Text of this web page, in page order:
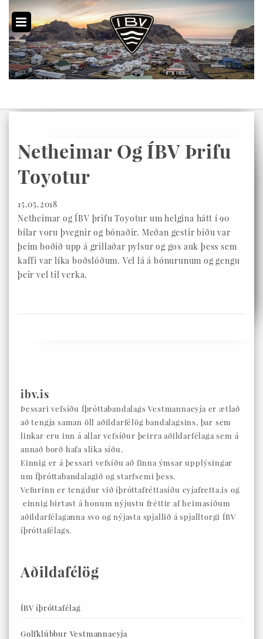
Netheimar Og ÍBV Þrifu
Toyotur
15.05.2018
Netheimar og ÍBV þrifu Toyotur um helgina hátt í 90
bílar voru þvegnir og bónaðir. Meðan gestir biðu var
þeim boðið upp á grillaðar pylsur og gos auk þess sem
kaffi var líka boðslóðum. Vel lá á bónurunum og gengu
þeir vel til verka.
ibv.is
Þessari vefsíðu Íþróttabandalags Vestmannaeyja er ætlað
að tengja saman öll aðildarfélög bandalagsins, þar sem
linkar eru inn á allar vefsíður þeirra aðildarfélaga sem á
annað borð hafa slíka síðu.
Einnig er á þessari vefsíðu að finna ýmsar upplýsingar
um Íþróttabandalagið og starfsemi þess.
Vefurinn er tengdur við íþróttafréttasíðu eyjafretta.is og
einnig birtast á honum nýjustu fréttir af heimasíðum
aðildarfélaganna svo og nýjasta spjallið á spjalltorgi ÍBV
íþróttafélags.
Aðildafélög
ÍBV íþróttafélag
Golfklúbbur Vestmannaeyja